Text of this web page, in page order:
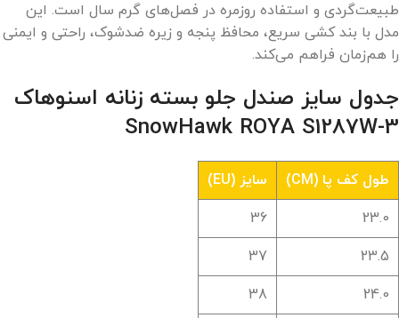
طبیعت‌گردی و استفاده روزمره در فصل‌های گرم سال است. این
مدل با بند کشی سریع، محافظ پنجه و زیره ضدشوک، راحتی و ایمنی
را هم‌زمان فراهم می‌کند.
جدول سایز صندل جلو بسته زنانه اسنوهاک
3-SnowHawk ROYA S1287W
طول کف پا (CM)
سایز (EU)
23.0
36
23.5
37
24.0
38